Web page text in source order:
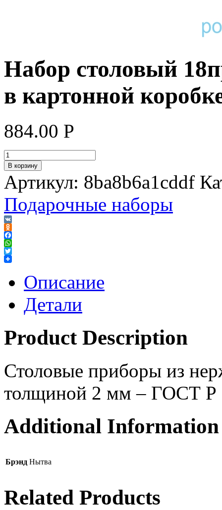
Набор столовый
в картонной
884.00 Р
В корзину
Артикул: 8ba8b6a1cddf
Подарочные наборы
VK
Odnoklassniki
Facebook
WhatsApp
Twitter
Описание
Детали
Product Description
Столовые приборы из
толщиной 2 мм – ГОСТ Р
Additional Information
Брэнд Нытва
Related Products